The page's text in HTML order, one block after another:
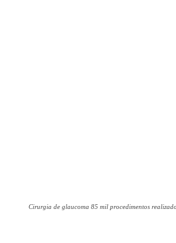
Cirurgia de glaucoma 85 mil procedimentos